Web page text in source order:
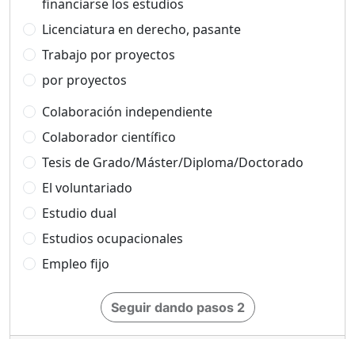
financiarse los estudios
Licenciatura en derecho, pasante
Trabajo por proyectos
por proyectos
Colaboración independiente
Colaborador científico
Tesis de Grado/Máster/Diploma/Doctorado
El voluntariado
Estudio dual
Estudios ocupacionales
Empleo fijo
Seguir dando pasos 2